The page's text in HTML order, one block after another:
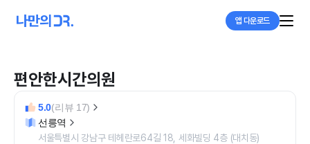
앱 다운로드
편안한시간의원
5.0(리뷰 17)
선릉역
서울특별시 강남구 테헤란로64길 18, 세화빌딩 4층 (대치동)